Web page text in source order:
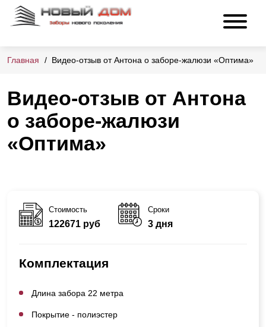
Главная Видео-отзыв от Антона о заборе-жалюзи «Оптима»
Видео-отзыв от Антона
о заборе-жалюзи
«Оптима»
Стоимость
122671 руб
Сроки
3 дня
Комплектация
Длина забора 22 метра
Покрытие - полиэстер